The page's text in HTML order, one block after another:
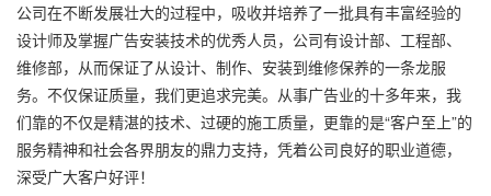
公司在不断发展壮大的过程中，吸收并培养了一批具有丰富经验的
设计师及掌握广告安装技术的优秀人员，公司有设计部、工程部、
维修部，从而保证了从设计、制作、安装到维修保养的一条龙服
务。不仅保证质量，我们更追求完美。从事广告业的十多年来，我
们靠的不仅是精湛的技术、过硬的施工质量，更靠的是“客户至上”的
服务精神和社会各界朋友的鼎力支持，凭着公司良好的职业道德，
深受广大客户好评！